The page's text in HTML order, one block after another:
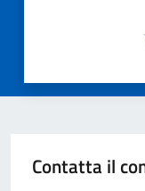
Contatta il